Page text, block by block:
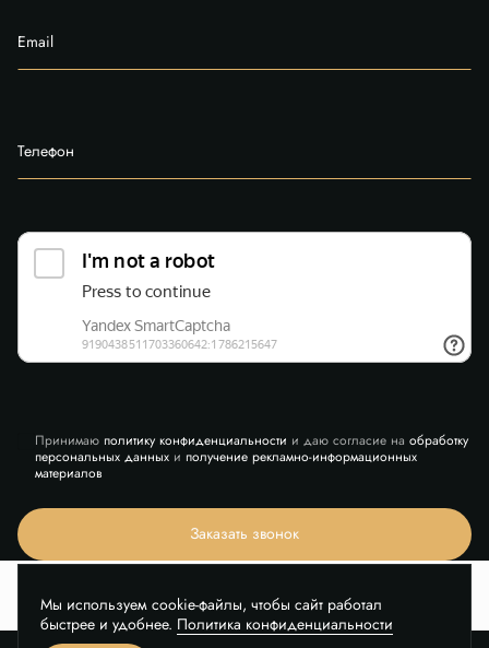
Email
Телефон
Принимаю политику конфиденциальности и даю согласие на обработку
персональных данныхи получение рекламно-информационных
материалов
Заказать звонок
Мы используем cookie-файлы, чтобы сайт работал
быстрее и удобнее. Политика конфиденциальности